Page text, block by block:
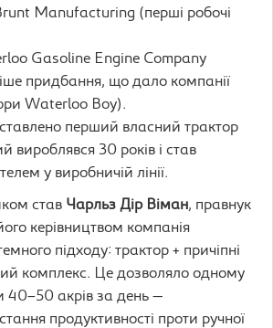
Manufacturing (перші робочі
Gasoline Engine Company
придбання, що дало компанії
Waterloo Boy).
перший власний трактор
вироблявся 30 років і став
у виробничій лінії.
став Чарльз Дір Віман, правнук
керівництвом компанія
підходу: трактор + причіпні
комплекс. Це дозволяло одному
40–50 акрів за день —
продуктивності проти ручної